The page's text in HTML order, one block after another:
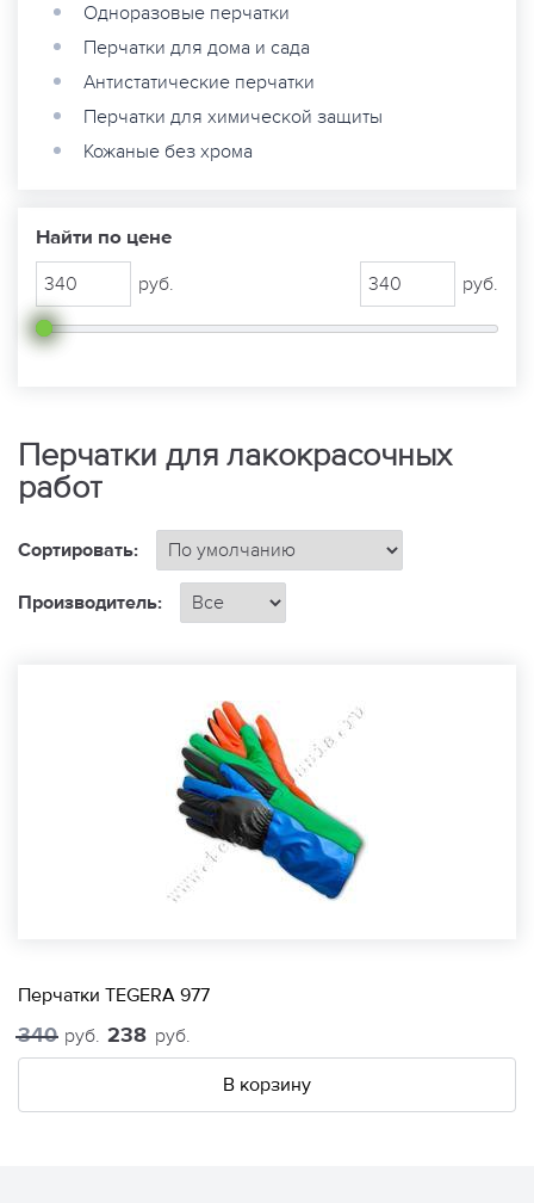
Одноразовые перчатки
Перчатки для дома и сада
Антистатические перчатки
Перчатки для химической защиты
Кожаные без хрома
Найти по цене
руб. руб.
Перчатки для лакокрасочных
работ
Сортировать:
Производитель:
Перчатки TEGERA 977
340 руб. 238 руб.
В корзину